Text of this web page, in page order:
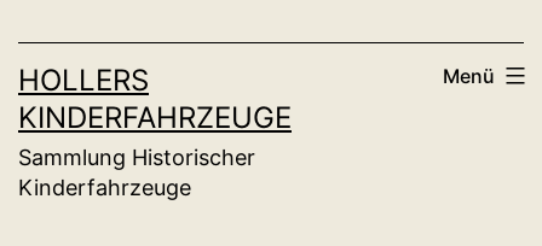
HOLLERS
KINDERFAHRZEUGE
Sammlung Historischer
Kinderfahrzeuge
Menü